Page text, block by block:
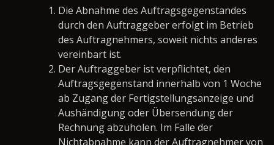
Die Abnahme des Auftragsgegenstandes
durch den Auftraggeber erfolgt im Betrieb
des Auftragnehmers, soweit nichts anderes
vereinbart ist.
Der Auftraggeber ist verpflichtet, den
Auftragsgegenstand innerhalb von 1 Woche
ab Zugang der Fertigstellungsanzeige und
Aushändigung oder Übersendung der
Rechnung abzuholen. Im Falle der
Nichtabnahme kann der Auftragnehmer von